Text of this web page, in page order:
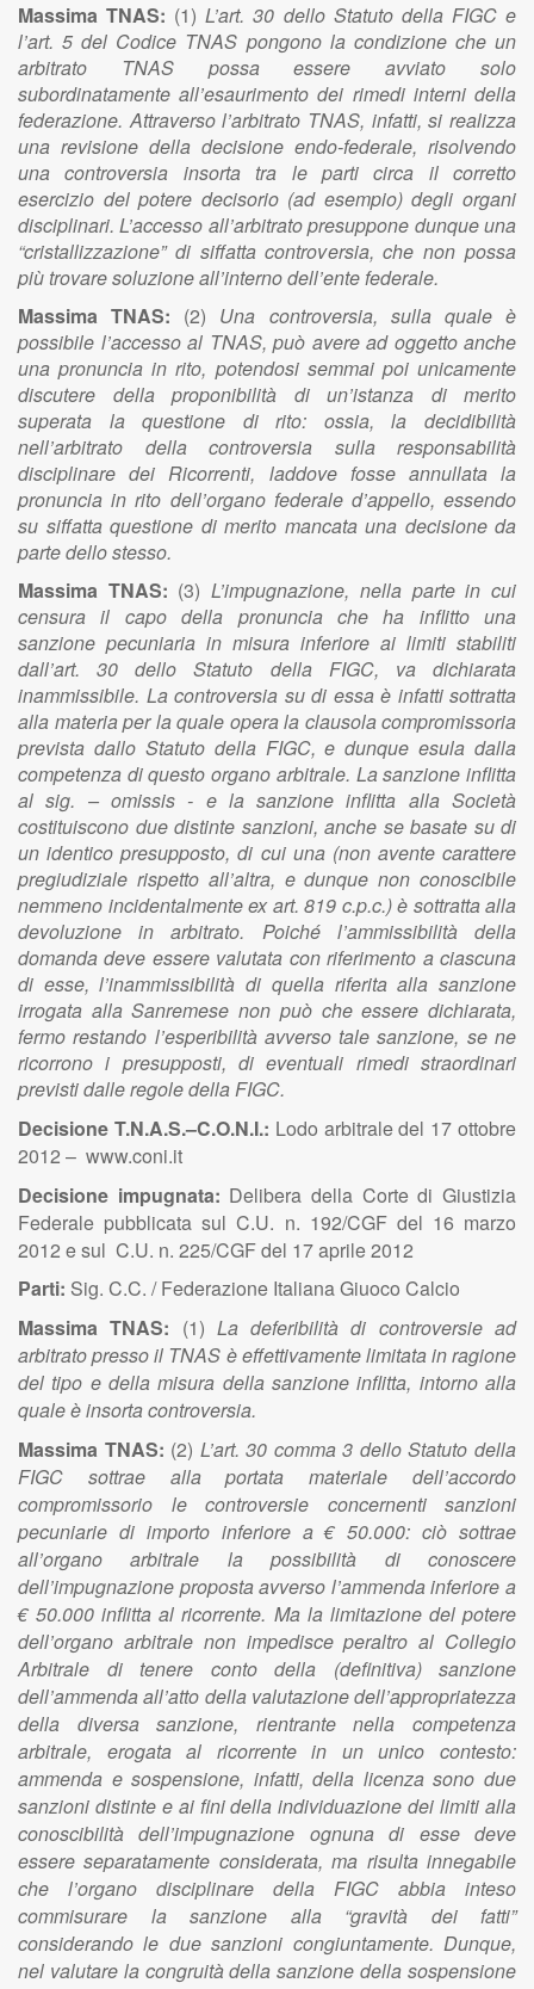
Massima TNAS: (1)L’art. 30 dello Statuto della FIGC e
l’art. 5 del Codice TNAS pongono la condizione che un
arbitrato TNAS possa essere avviato solo
subordinatamente all’esaurimento dei rimedi interni della
federazione. Attraverso l’arbitrato TNAS, infatti, si realizza
una revisione della decisione endo-federale, risolvendo
una controversia insorta tra le parti circa il corretto
esercizio del potere decisorio (ad esempio) degli organi
disciplinari. L’accesso all’arbitrato presuppone dunque una
“cristallizzazione” di siffatta controversia, che non possa
più trovare soluzione all’interno dell’ente federale.
Massima TNAS: (2) Una controversia, sulla quale è
possibile l’accesso al TNAS, può avere ad oggetto anche
una pronuncia in rito, potendosi semmai poi unicamente
discutere della proponibilità di un’istanza di merito
superata la questione di rito: ossia, la decidibilità
nell’arbitrato della controversia sulla responsabilità
disciplinare dei Ricorrenti, laddove fosse annullata la
pronuncia in rito dell’organo federale d’appello, essendo
su siffatta questione di merito mancata una decisione da
parte dello stesso.
Massima TNAS: (3)L’impugnazione, nella parte in cui
censura il capo della pronuncia che ha inflitto una
sanzione pecuniaria in misura inferiore ai limiti stabiliti
dall’art. 30 dello Statuto della FIGC, va dichiarata
inammissibile. La controversia su di essa è infatti sottratta
alla materia per la quale opera la clausola compromissoria
prevista dallo Statuto della FIGC, e dunque esula dalla
competenza di questo organo arbitrale. La sanzione inflitta
al sig. – omissis - e la sanzione inflitta alla Società
costituiscono due distinte sanzioni, anche se basate su di
un identico presupposto, di cui una (non avente carattere
pregiudiziale rispetto all’altra, e dunque non conoscibile
nemmeno incidentalmente ex art. 819 c.p.c.) è sottratta alla
devoluzione in arbitrato. Poiché l’ammissibilità della
domanda deve essere valutata con riferimento a ciascuna
di esse, l’inammissibilità di quella riferita alla sanzione
irrogata alla Sanremese non può che essere dichiarata,
fermo restando l’esperibilità avverso tale sanzione, se ne
ricorrono i presupposti, di eventuali rimedi straordinari
previsti dalle regole della FIGC.
Decisione T.N.A.S.–C.O.N.I.: Lodo arbitrale del 17 ottobre
2012 – www.coni.it
Decisione impugnata: Delibera della Corte di Giustizia
Federale pubblicata sul C.U. n. 192/CGF del 16 marzo
2012 e sul C.U. n. 225/CGF del 17 aprile 2012
Parti: Sig. C.C. / Federazione Italiana Giuoco Calcio
Massima TNAS: (1) La deferibilità di controversie ad
arbitrato presso il TNAS è effettivamente limitata in ragione
del tipo e della misura della sanzione inflitta, intorno alla
quale è insorta controversia.
Massima TNAS: (2) L’art. 30 comma 3 dello Statuto della
FIGC sottrae alla portata materiale dell’accordo
compromissorio le controversie concernenti sanzioni
pecuniarie di importo inferiore a € 50.000: ciò sottrae
all’organo arbitrale la possibilità di conoscere
dell’impugnazione proposta avverso l’ammenda inferiore a
€ 50.000 inflitta al ricorrente. Ma la limitazione del potere
dell’organo arbitrale non impedisce peraltro al Collegio
Arbitrale di tenere conto della (definitiva) sanzione
dell’ammenda all’atto della valutazione dell’appropriatezza
della diversa sanzione, rientrante nella competenza
arbitrale, erogata al ricorrente in un unico contesto:
ammenda e sospensione, infatti, della licenza sono due
sanzioni distinte e ai fini della individuazione dei limiti alla
conoscibilità dell’impugnazione ognuna di esse deve
essere separatamente considerata, ma risulta innegabile
che l’organo disciplinare della FIGC abbia inteso
commisurare la sanzione alla “gravità dei fatti”
considerando le due sanzioni congiuntamente. Dunque,
nel valutare la congruità della sanzione della sospensione